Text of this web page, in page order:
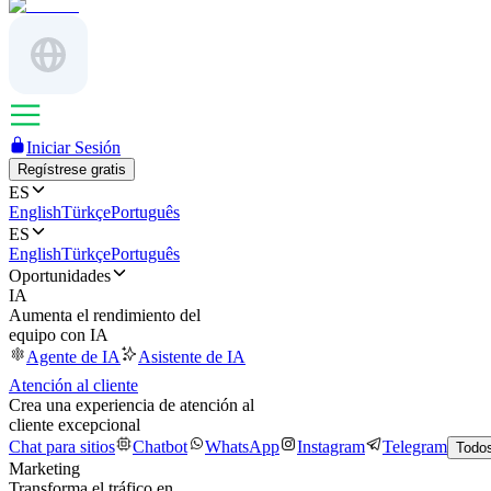
Iniciar Sesión
Regístrese gratis
ES
EnglishTürkçePortuguês
ES
EnglishTürkçePortuguês
Oportunidades
IA
Aumenta el rendimiento del
equipo con IA
Agente de IA
Asistente de IA
Atención al cliente
Crea una experiencia de atención al
cliente excepcional
Chat para sitios
Chatbot WhatsApp Instagram Telegram
Marketing